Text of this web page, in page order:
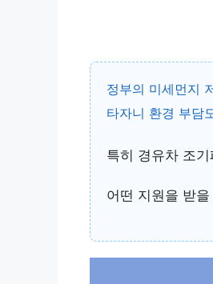
정부의 미세먼지
타자니 환경 부담
특히 경유차 조
어떤 지원을 받